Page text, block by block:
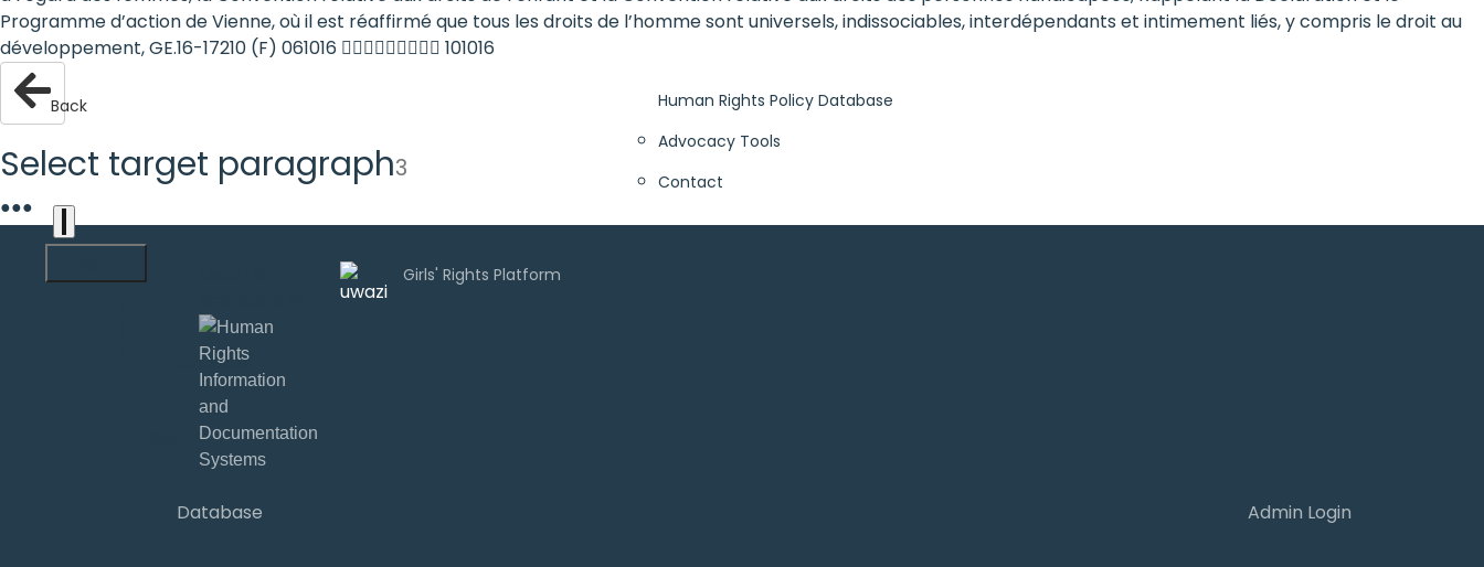
girls at
the
heart of
the
international
agenda
Human Rights Policy Database
Advocacy Tools
Contact
Database
Sign in
Programme d’action de Vienne, où il est réaffirmé que tous les droits de l’homme sont universels, indissociables, interdépendants et intimement liés, y compris le droit au
développement, GE.16-17210 (F) 061016  101016
Back
Select target paragraph3
●●●
Database Admin Login